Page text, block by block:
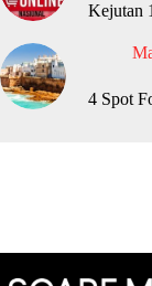
Kejutan
4 Spot